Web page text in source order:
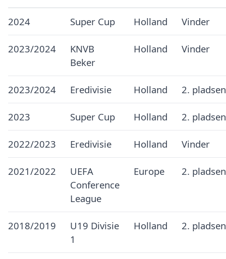
2024 Super Cup Holland Vinder
2023/2024
KNVB
Beker
Holland Vinder
2023/2024 Eredivisie Holland 2. pladsen
2023 Super Cup Holland 2. pladsen
2022/2023 Eredivisie Holland Vinder
2021/2022
UEFA
Conference
League
Europe 2. pladsen
2018/2019
U19 Divisie
1
Holland 2. pladsen